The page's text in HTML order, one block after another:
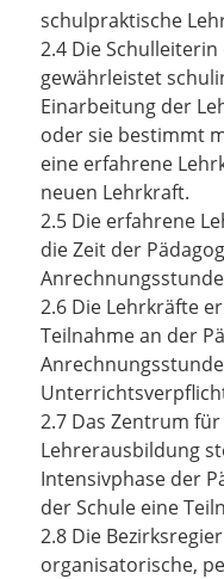
schulpraktische
2.4 Die
gewährleistet
Einarbeitung der
oder sie bestimmt
eine erfahrene
neuen Lehrkraft.
2.5 Die erfahrene
die Zeit der
2.6 Die Lehrkräfte
Teilnahme an der
2.7 Das Zentrum
Lehrerausbildung
Intensivphase der
der Schule eine
2.8 Die
organisatorische,